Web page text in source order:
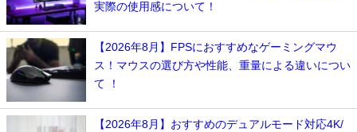
実際の使用感について！
【2026年8月】FPSにおすすめなゲーミングマウ
ス！マウスの選び方や性能、重量による違いについ
て ！
【2026年8月】おすすめのデュアルモード対応4K/